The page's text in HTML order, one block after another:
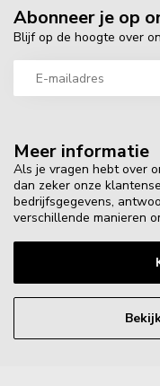
Meer informatie
Als je vragen hebt over
dan zeker onze
bedrijfsgegevens,
verschillende manieren
Abonneer je op
Blijf op de hoogte over